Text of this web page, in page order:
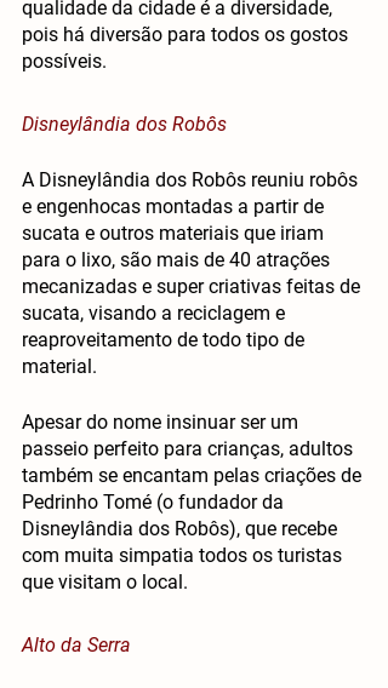
qualidade da cidade é a diversidade,
pois há diversão para todos os gostos
possíveis.
Disneylândia dos Robôs
A Disneylândia dos Robôs reuniu robôs
e engenhocas montadas a partir de
sucata e outros materiais que iriam
para o lixo, são mais de 40 atrações
mecanizadas e super criativas feitas de
sucata, visando a reciclagem e
reaproveitamento de todo tipo de
material.
Apesar do nome insinuar ser um
passeio perfeito para crianças, adultos
também se encantam pelas criações de
Pedrinho Tomé (o fundador da
Disneylândia dos Robôs), que recebe
com muita simpatia todos os turistas
que visitam o local.
Alto da Serra